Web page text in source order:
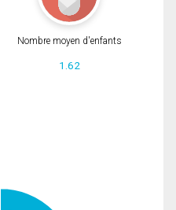
Nombre moyen d'enfants
1.62